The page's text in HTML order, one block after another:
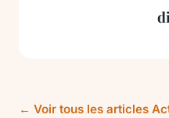
← Voir tous les articles